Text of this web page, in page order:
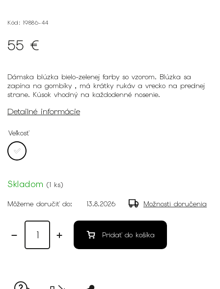
Kód: 19886-44
55 €
Dámska blúzka bielo-zelenej farby so vzorom. Blúzka sa
zapína na gombíky , má krátky rukáv a vrecko na prednej
strane. Kúsok vhodný na každodenné nosenie.
Detailné informácie
Veľkosť
Skladom (1 ks)
Môžeme doručiť do: 13.8.2026 Možnosti doručenia
Pridať do košíka